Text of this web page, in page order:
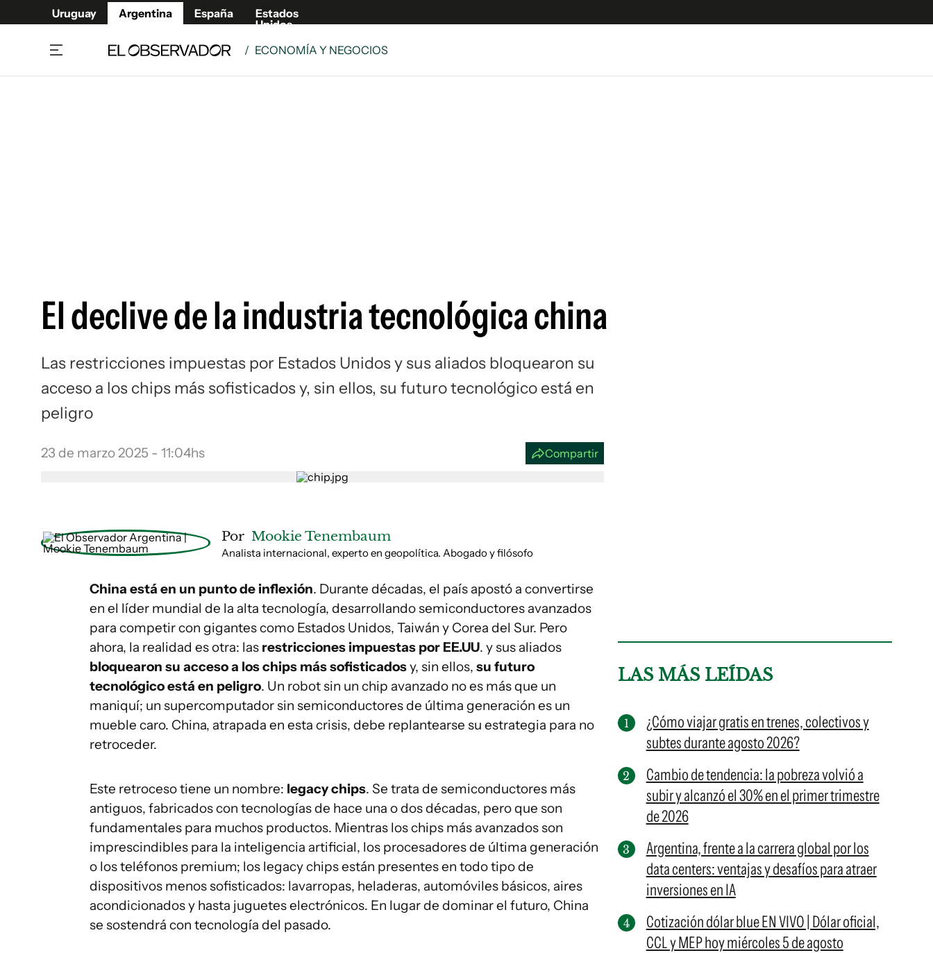
Uruguay Argentina España
Estados
Unidos
/ ECONOMÍA Y NEGOCIOS
El declive de la industria tecnológica china
Las restricciones impuestas por Estados Unidos y sus aliados bloquearon su
acceso a los chips más sofisticados y, sin ellos, su futuro tecnológico está en
peligro
23 de marzo 2025 - 11:04hs Compartir
Por Mookie Tenembaum
Analista internacional, experto en geopolítica. Abogado y filósofo
China está en un punto de inflexión. Durante décadas, el país apostó a convertirse
en el líder mundial de la alta tecnología, desarrollando semiconductores avanzados
para competir con gigantes como Estados Unidos, Taiwán y Corea del Sur. Pero
ahora, la realidad es otra: las restricciones impuestas por EE.UU. y sus aliados
bloquearon su acceso a los chips más sofisticadosy, sin ellos, su futuro
tecnológico está en peligro. Un robot sin un chip avanzado no es más que un
maniquí; un supercomputador sin semiconductores de última generación es un
mueble caro. China, atrapada en esta crisis, debe replantearse su estrategia para no
retroceder.
Este retroceso tiene un nombre: legacy chips. Se trata de semiconductores más
antiguos, fabricados con tecnologías de hace una o dos décadas, pero que son
fundamentales para muchos productos. Mientras los chips más avanzados son
imprescindibles para la inteligencia artificial, los procesadores de última generación
o los teléfonos premium; los legacy chips están presentes en todo tipo de
dispositivos menos sofisticados: lavarropas, heladeras, automóviles básicos, aires
acondicionados y hasta juguetes electrónicos. En lugar de dominar el futuro, China
se sostendrá con tecnología del pasado.
LAS MÁS LEÍDAS
¿Cómo viajar gratis en trenes, colectivos y
subtes durante agosto 2026?
Cambio de tendencia: la pobreza volvió a
subir y alcanzó el 30% en el primer trimestre
de 2026
Argentina, frente a la carrera global por los
data centers: ventajas y desafíos para atraer
inversiones en IA
Cotización dólar blue EN VIVO | Dólar oficial,
CCL y MEP hoy miércoles 5 de agosto